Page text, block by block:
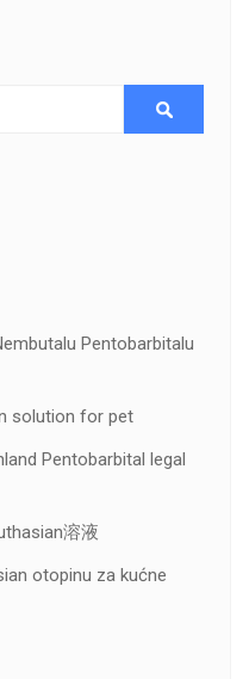
Pentobarbitalu
solution for pet
Pentobarbital legal
溶液
otopinu za kućne